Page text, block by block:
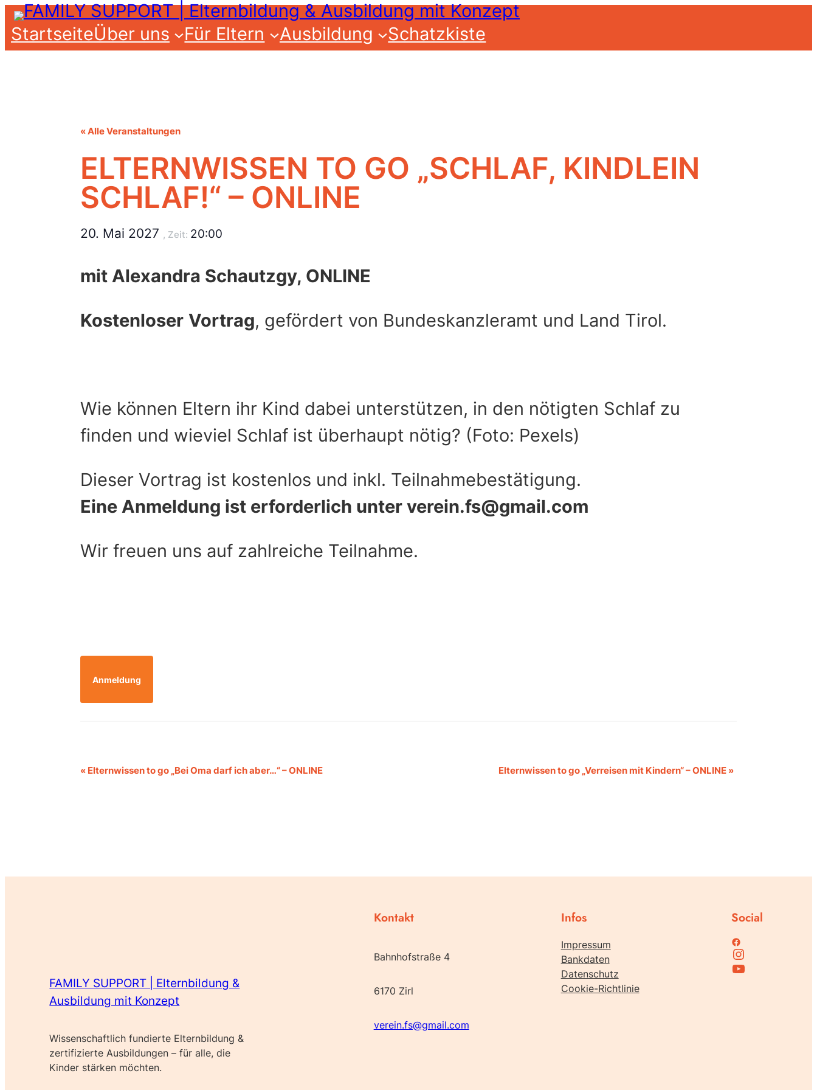
StartseiteÜber uns Für Eltern Ausbildung Schatzkiste
« Alle Veranstaltungen
ELTERNWISSEN TO GO „SCHLAF, KINDLEIN
SCHLAF!“ – ONLINE
20. Mai 2027 , Zeit: 20:00
mit Alexandra Schautzgy, ONLINE
Kostenloser Vortrag, gefördert von Bundeskanzleramt und Land Tirol.
Wie können Eltern ihr Kind dabei unterstützen, in den nötigten Schlaf zu
finden und wieviel Schlaf ist überhaupt nötig? (Foto: Pexels)
Dieser Vortrag ist kostenlos und inkl. Teilnahmebestätigung.
Eine Anmeldung ist erforderlich unter verein.fs@gmail.com
Wir freuen uns auf zahlreiche Teilnahme.
Anmeldung
Navigation
« Elternwissen to go „Bei Oma darf ich aber…“ – ONLINE Elternwissen to go „Verreisen mit Kindern“ – ONLINE »
FAMILY SUPPORT | Elternbildung &
Ausbildung mit Konzept
Wissenschaftlich fundierte Elternbildung &
zertifizierte Ausbildungen – für alle, die
Kinder stärken möchten.
Kontakt
Bahnhofstraße 4
6170 Zirl
verein.fs@gmail.com
Infos
Impressum
Bankdaten
Datenschutz
Cookie-Richtlinie
Social
Family Support bei Facebook
Instagram
Family Support bei Youtube